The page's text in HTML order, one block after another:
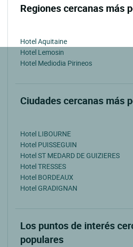
Regiones cercanas más
Hotel Aquitaine
Hotel Lemosin
Hotel Mediodia Pirineos
Ciudades cercanas más
Hotel LIBOURNE
Hotel PUISSEGUIN
Hotel ST MEDARD DE GUIZIERES
Hotel TRESSES
Hotel BORDEAUX
Hotel GRADIGNAN
Los puntos de interés
populares